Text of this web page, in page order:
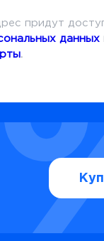
придут
данных
.